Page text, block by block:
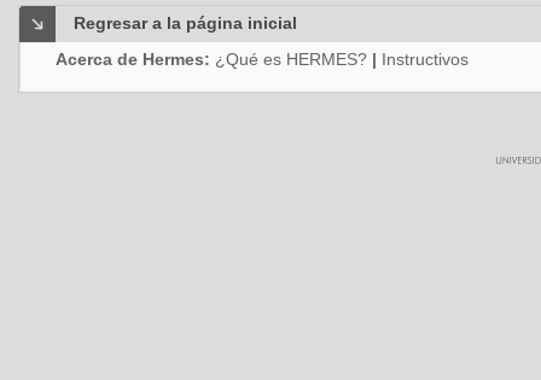
Regresar a la página inicial
Acerca de Hermes: ¿Qué es HERMES? | Instructivos